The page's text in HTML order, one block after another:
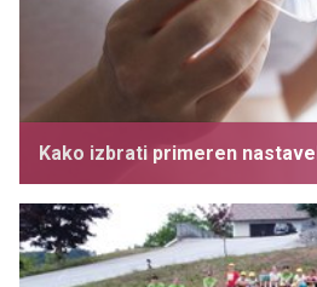
Kako izbrati primeren